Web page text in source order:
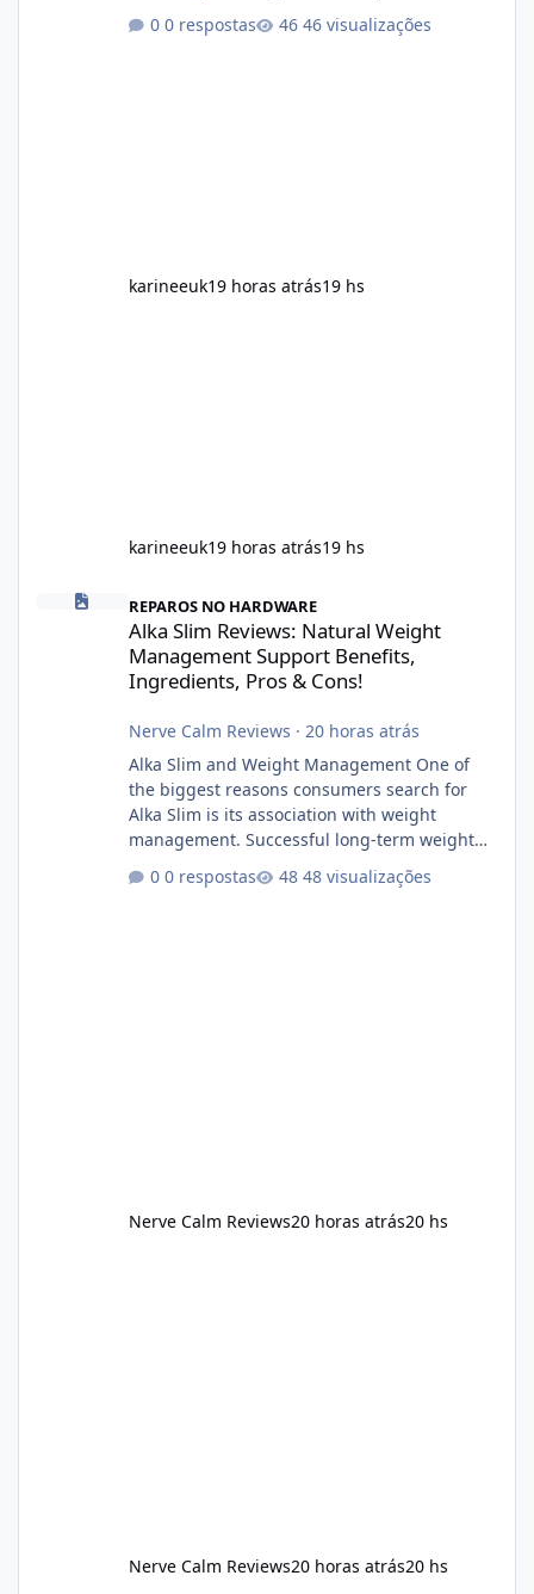
maintain, depending on its ingredients and
0 respostas 46 visualizações
karineeuk19 horas atrás19 hs
karineeuk19 horas atrás19 hs
REPAROS NO HARDWARE
Alka Slim Reviews: Natural Weight
Management Support Benefits,
Ingredients, Pros & Cons!
Nerve Calm Reviews · 20 horas atrás
Alka Slim and Weight Management One of
the biggest reasons consumers search for
Alka Slim is its association with weight
management. Successful long-term weight
consistency rather than quick fixes. A
0 respostas 48 visualizações
Nerve Calm Reviews20 horas atrás20 hs
Nerve Calm Reviews20 horas atrás20 hs